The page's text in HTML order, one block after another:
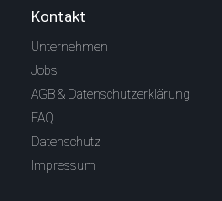
Kontakt
Unternehmen
Jobs
AGB & Datenschutzerklärung
FAQ
Datenschutz
Impressum